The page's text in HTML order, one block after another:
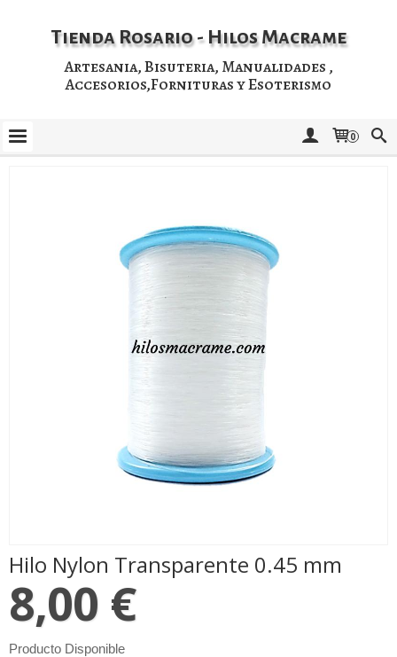
Tienda Rosario - Hilos Macrame
Artesania, Bisuteria, Manualidades ,
Accesorios,Fornituras y Esoterismo
0
Hilo Nylon Transparente 0.45 mm
8,00 €
Producto Disponible